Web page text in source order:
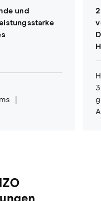
und